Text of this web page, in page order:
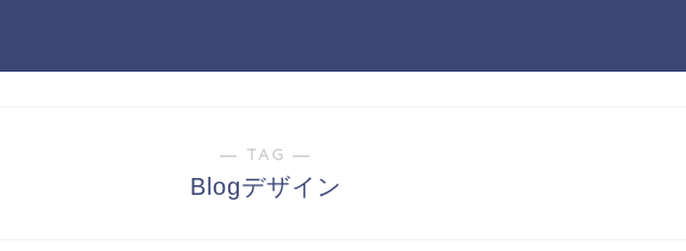
― TAG ―
Blogデザイン